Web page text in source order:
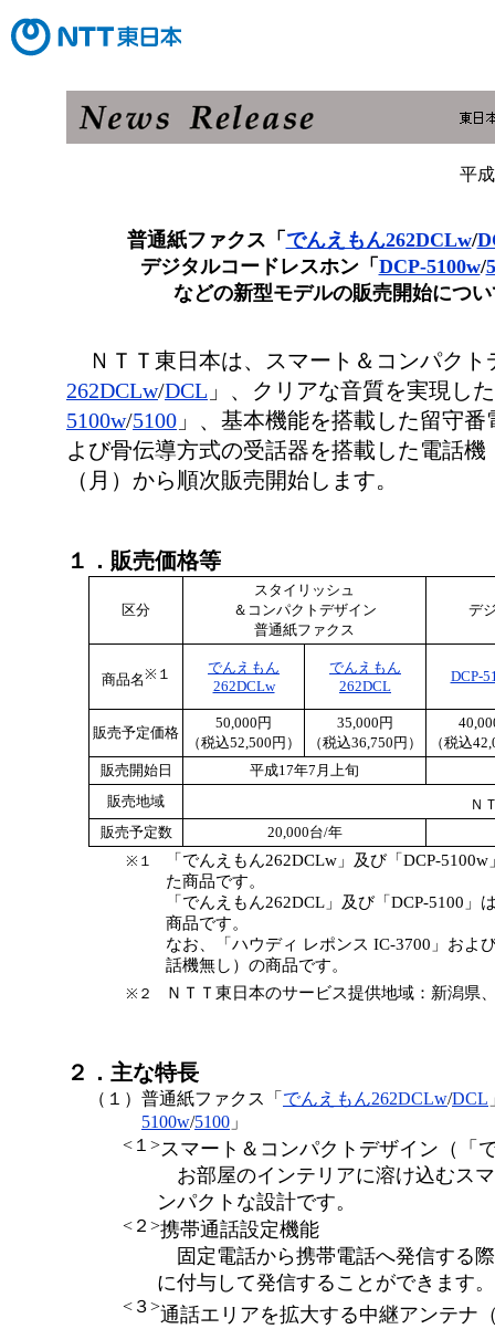
平
普通紙ファクス「 でんえもん262DCLw/
デジタルコードレスホン「 DCP-5100w/
などの新型モデルの販売開始につ
ＮＴＴ東日本は、スマート＆コンパクト
262DCLw/DCL 」、クリアな音質を実現し
5100w/5100 」、基本機能を搭載した留守番
よび骨伝導方式の受話器を搭載した電話機
（月）から順次販売開始します。
１．販売価格等
区分
スタイリッシュ
＆コンパクトデザイン
普通紙ファクス
デ
商品名※１
でんえもん
262DCLw
でんえもん
262DCL
DCP-
販売予定価格
50,000円
（税込52,500円）
35,000円
（税込36,750円）
（税込
販売開始日
平成17年7月上旬
販売地域
Ｎ
販売予定数
20,000台/年
※１
「でんえもん262DCLw」及び「DCP-
た商品です。
「でんえもん262DCL」及び「DCP-5100
商品です。
なお、「ハウディ レポンス IC-3700」およ
話機無し）の商品です。
※２ ＮＴＴ東日本のサービス提供地域：新潟県
２．主な特長
（１） 普通紙ファクス「 でんえもん262DCLw/DCL
5100w/5100 」
<１>スマート＆コンパクトデザイン（「
お部屋のインテリアに溶け込むス
ンパクトな設計です。
<２>携帯通話設定機能
固定電話から携帯電話へ発信する
に付与して発信することができます。
<３>通話エリアを拡大する中継アンテナ